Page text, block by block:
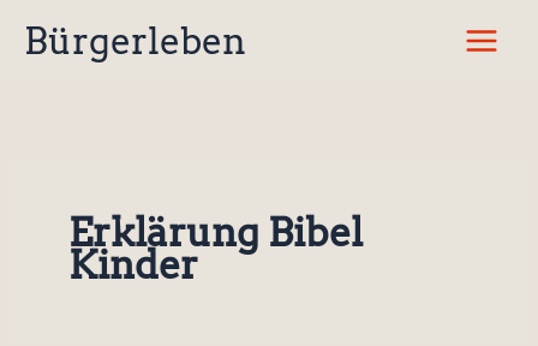
InhaltBürgerleben
Erklärung Bibel
Kinder